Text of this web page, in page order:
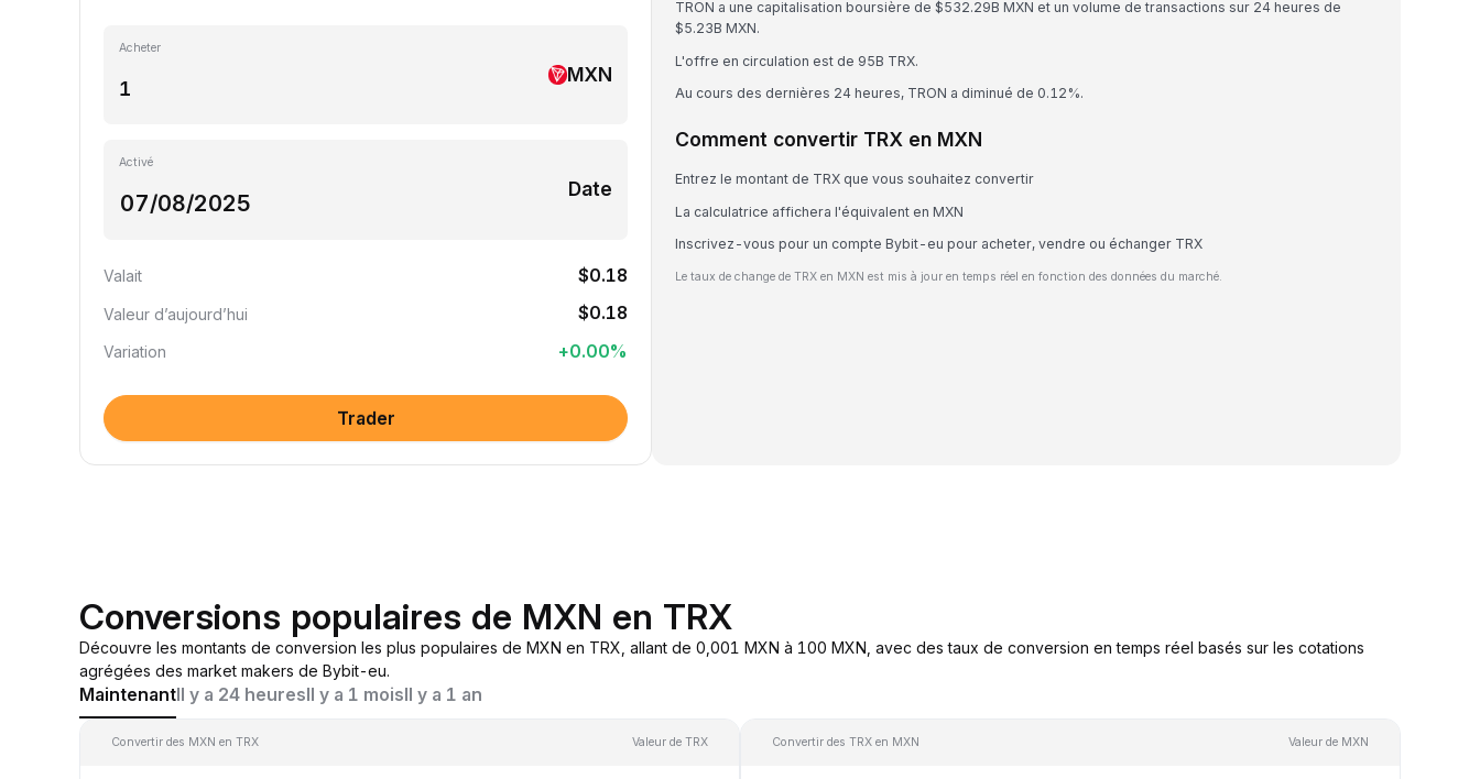
Acheter
MXN
Activé
Date
Valait $0.18
Valeur d’aujourd’hui $0.18
Variation +0.00%
Trader
TRON a une capitalisation boursière de $532.29B MXN et un volume de transactions sur 24 heures de
$5.23B MXN.
L'offre en circulation est de 95B TRX.
Au cours des dernières 24 heures, TRON a diminué de 0.12%.
Comment convertir TRX en MXN
Entrez le montant de TRX que vous souhaitez convertir
La calculatrice affichera l'équivalent en MXN
Inscrivez-vous pour un compte Bybit-eu pour acheter, vendre ou échanger TRX
Le taux de change de TRX en MXN est mis à jour en temps réel en fonction des données du marché.
Conversions populaires de MXN en TRX
Découvre les montants de conversion les plus populaires de MXN en TRX, allant de 0,001 MXN à 100 MXN, avec des taux de conversion en temps réel basés sur les cotations
agrégées des market makers de Bybit-eu.
MaintenantIl y a 24 heuresIl y a 1 moisIl y a 1 an
Convertir des MXN en TRX Valeur de TRX Convertir des TRX en MXN Valeur de MXN